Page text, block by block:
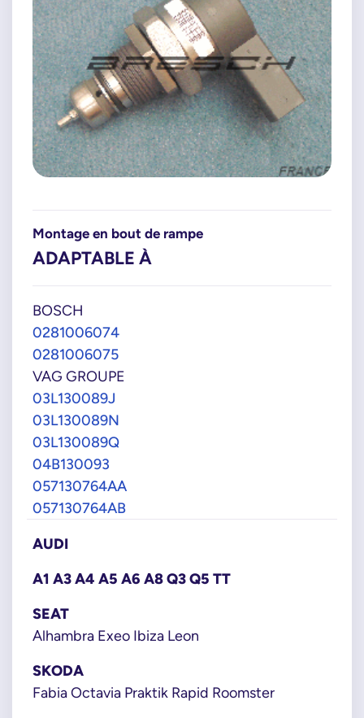
Montage en bout de rampe
ADAPTABLE À
BOSCH
0281006074
0281006075
VAG GROUPE
03L130089J
03L130089N
03L130089Q
04B130093
057130764AA
057130764AB
AUDI
A1 A3 A4 A5 A6 A8 Q3 Q5 TT
SEAT
Alhambra Exeo Ibiza Leon
SKODA
Fabia Octavia Praktik Rapid Roomster